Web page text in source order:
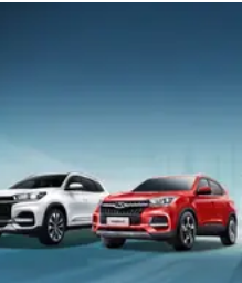
CHERY И СПОРТ
НАШИ МЕРОПРИЯТИЯ
ВИДЕООБЗОРЫ